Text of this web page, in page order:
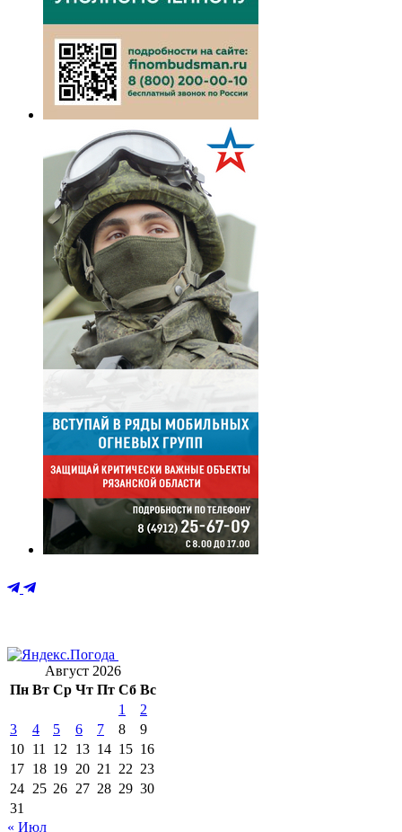
Август 2026
Пн Вт Ср Чт Пт Сб Вс
1
2
3
4 5 6 7 8
9
10 11 12 13 14 15 16
17 18 19 20 21 22 23
24 25 26 27 28 29 30
31
« Июл